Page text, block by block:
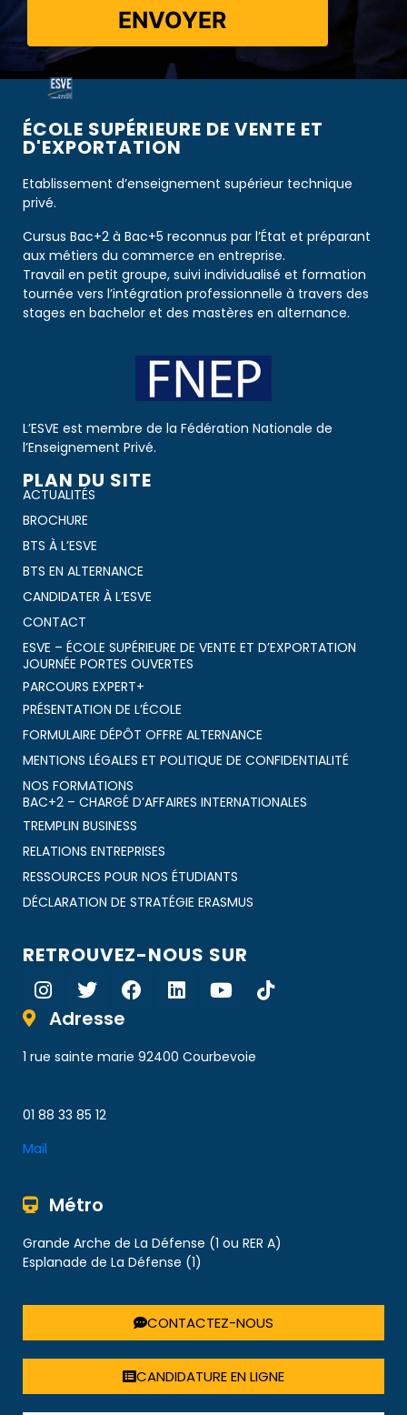
ENVOYER
ÉCOLE SUPÉRIEURE DE VENTE ET
D'EXPORTATION​​
Etablissement d’enseignement supérieur technique
privé.
Cursus Bac+2 à Bac+5 reconnus par l’État et préparant
aux métiers du commerce en entreprise.
Travail en petit groupe, suivi individualisé et formation
tournée vers l’intégration professionnelle à travers des
stages en bachelor et des mastères en alternance.
L’ESVE est membre de la Fédération Nationale de
l’Enseignement Privé.
PLAN DU SITE
ACTUALITÉS
BROCHURE
BTS À L’ESVE
BTS EN ALTERNANCE
CANDIDATER À L’ESVE
CONTACT
ESVE – ÉCOLE SUPÉRIEURE DE VENTE ET D’EXPORTATION
JOURNÉE PORTES OUVERTES
PARCOURS EXPERT+
PRÉSENTATION DE L’ÉCOLE
FORMULAIRE DÉPÔT OFFRE ALTERNANCE
MENTIONS LÉGALES ET POLITIQUE DE CONFIDENTIALITÉ
NOS FORMATIONS
BAC+2 – CHARGÉ D’AFFAIRES INTERNATIONALES
TREMPLIN BUSINESS
RELATIONS ENTREPRISES
RESSOURCES POUR NOS ÉTUDIANTS
DÉCLARATION DE STRATÉGIE ERASMUS
RETROUVEZ-NOUS SUR
Adresse
1 rue sainte marie 92400 Courbevoie
01 88 33 85 12
Mail
Métro
Grande Arche de La Défense (1 ou RER A)
Esplanade de La Défense (1)
CONTACTEZ-NOUS
CANDIDATURE EN LIGNE